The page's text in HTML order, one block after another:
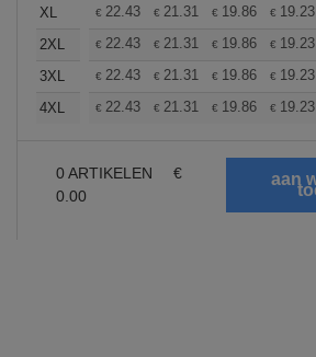
XL
€ 22.43 € 21.31 € 19.86 € 19.23
2XL
€ 22.43 € 21.31 € 19.86 € 19.23
3XL
€ 22.43 € 21.31 € 19.86 € 19.23
4XL
€ 22.43 € 21.31 € 19.86 € 19.23
0 ARTIKELEN
€
0.00